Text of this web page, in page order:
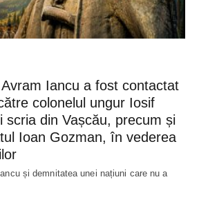
Iancu a fost contactat
colonelul ungur Iosif
scria din Vașcău, precum și
Ioan Gozman, în vederea
și demnitatea unei națiuni care nu a